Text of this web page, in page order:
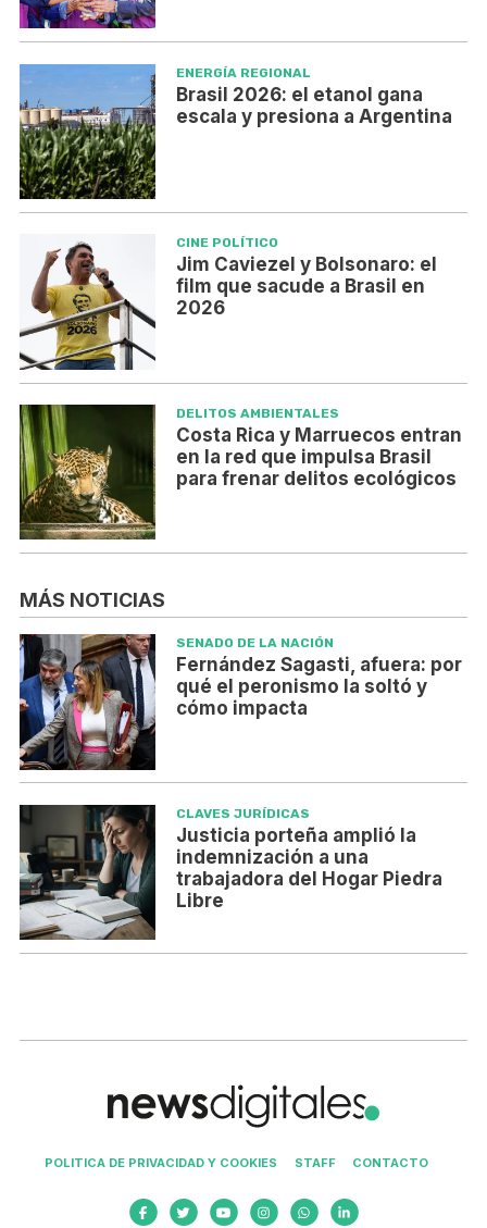
ENERGÍA REGIONAL
Brasil 2026: el etanol gana
escala y presiona a Argentina
CINE POLÍTICO
Jim Caviezel y Bolsonaro: el
film que sacude a Brasil en
2026
DELITOS AMBIENTALES
Costa Rica y Marruecos entran
en la red que impulsa Brasil
para frenar delitos ecológicos
MÁS NOTICIAS
SENADO DE LA NACIÓN
Fernández Sagasti, afuera: por
qué el peronismo la soltó y
cómo impacta
CLAVES JURÍDICAS
Justicia porteña amplió la
indemnización a una
trabajadora del Hogar Piedra
Libre
POLITICA DE PRIVACIDAD Y COOKIES STAFF CONTACTO